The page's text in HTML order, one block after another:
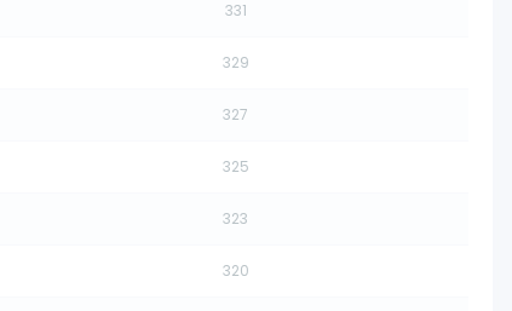
331
329
327
325
323
320